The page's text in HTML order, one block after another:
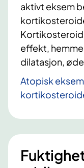
aktivt eksem
effekt,
dilatasjon,
Atopisk